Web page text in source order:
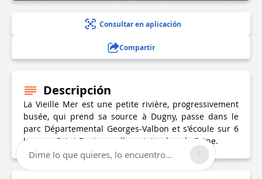
Consultar en aplicación
Compartir
Descripción
La Vieille Mer est une petite rivière, progressivement
busée, qui prend sa source à Dugny, passe dans le
parc Départemental Georges-Valbon et s'écoule sur 6
km vers Saint-Denis ou elle se jette dans la Seine.
Dime lo que quieres, lo encuentro...